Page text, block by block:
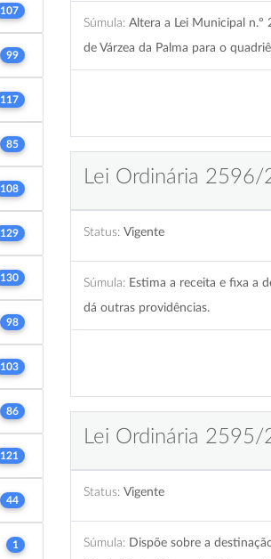
107
99
117
85
108
129
130
98
103
86
121
44
1
Súmula: Altera a Lei Municipal
de Várzea da Palma para o
Lei Ordinária 2596/
Status: Vigente
Súmula: Estima a receita e fixa a
dá outras providências.
Lei Ordinária 2595/
Status: Vigente
Súmula: Dispõe sobre a